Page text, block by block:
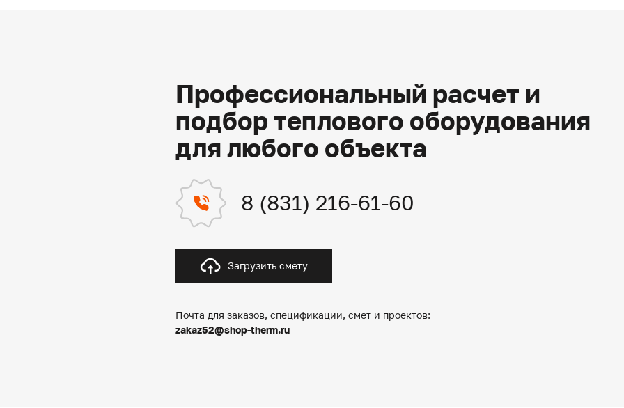
Профессиональный расчет и
подбор теплового оборудования
для любого объекта
8 (831) 216-61-60
Загрузить смету
Почта для заказов, спецификации, смет и проектов:
zakaz52@shop-therm.ru